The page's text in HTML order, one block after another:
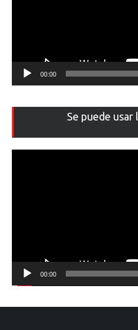
00:00
Se puede usar
00:00